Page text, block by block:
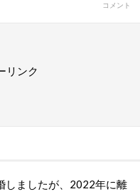
コメント
リンク
しましたが、2022年に離